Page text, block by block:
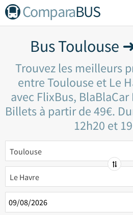
ComparaBUS
Bus Toulouse
Trouvez les meilleurs
entre Toulouse et Le
avec FlixBus,
Billets à partir de 49€.
12h20 et
Toulouse
Le Havre